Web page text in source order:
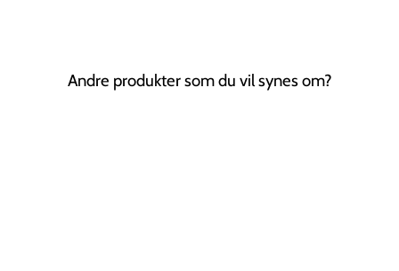
Andre produkter som du vil synes om?